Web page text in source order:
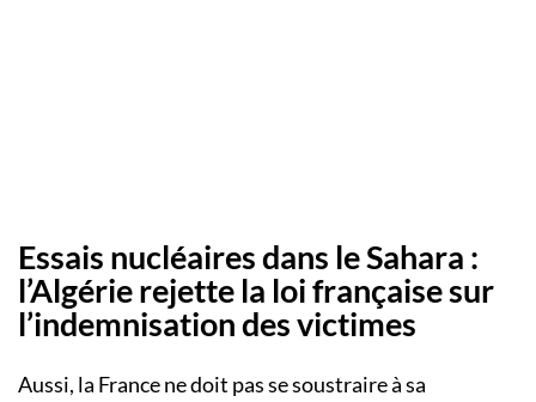
Essais nucléaires dans le Sahara :
l’Algérie rejette la loi française sur
l’indemnisation des victimes
Aussi, la France ne doit pas se soustraire à sa